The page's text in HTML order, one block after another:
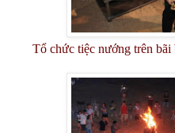
Tổ chức tiệc nướng trên